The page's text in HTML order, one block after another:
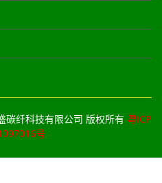
纤科技有限公司 版权所有 粤ICP
号